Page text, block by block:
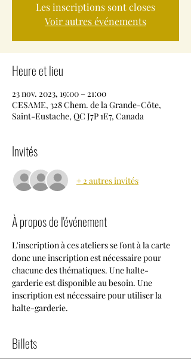
Les inscriptions sont closes
Voir autres événements
Heure et lieu
23 nov. 2023, 19:00 – 21:00
CESAME, 328 Chem. de la Grande-Côte,
Saint-Eustache, QC J7P 1E7, Canada
Invités
+ 2 autres invités
À propos de l'événement
L'inscription à ces ateliers se font à la carte
donc une inscription est nécessaire pour
chacune des thématiques. Une halte-
garderie est disponible au besoin. Une
inscription est nécessaire pour utiliser la
halte-garderie.
Billets